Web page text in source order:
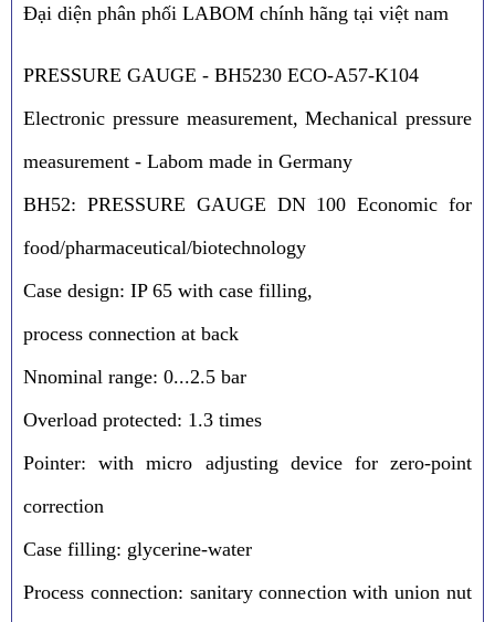
Đại diện phân phối LABOM chính hãng tại việt nam
PRESSURE GAUGE - BH5230 ECO-A57-K104
Electronic pressure measurement, Mechanical pressure
measurement - Labom made in Germany
BH52: PRESSURE GAUGE DN 100 Economic for
food/pharmaceutical/biotechnology
Case design: IP 65 with case filling,
process connection at back
Nnominal range: 0...2.5 bar
Overload protected: 1.3 times
Pointer: with micro adjusting device for zero-point
correction
Case filling: glycerine-water
Process connection: sanitary connection with union nut